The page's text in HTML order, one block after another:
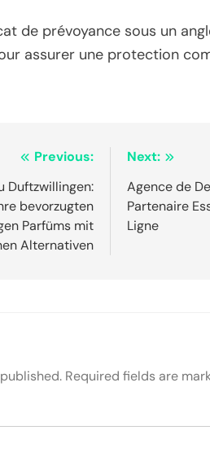
de prévoyance sous un
assurer une protection
Previous:
Duftzwillingen:
bevorzugten
Parfüms mit
Alternativen
Next:
Agence de
Partenaire
Ligne
Required fields are